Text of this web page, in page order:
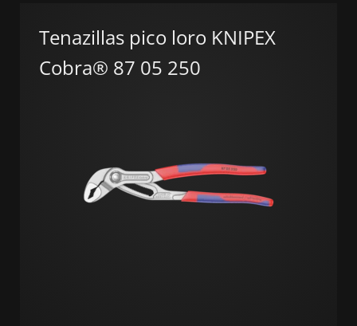
Tenazillas pico loro KNIPEX
Cobra® 87 05 250